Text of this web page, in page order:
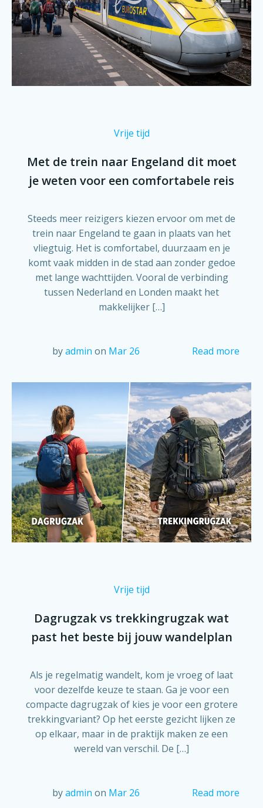
Vrije tijd
Met de trein naar Engeland dit moet
je weten voor een comfortabele reis
Steeds meer reizigers kiezen ervoor om met de
trein naar Engeland te gaan in plaats van het
vliegtuig. Het is comfortabel, duurzaam en je
komt vaak midden in de stad aan zonder gedoe
met lange wachttijden. Vooral de verbinding
tussen Nederland en Londen maakt het
makkelijker […]
byadmin on Mar 26 Read more
Vrije tijd
Dagrugzak vs trekkingrugzak wat
past het beste bij jouw wandelplan
Als je regelmatig wandelt, kom je vroeg of laat
voor dezelfde keuze te staan. Ga je voor een
compacte dagrugzak of kies je voor een grotere
trekkingvariant? Op het eerste gezicht lijken ze
op elkaar, maar in de praktijk maken ze een
wereld van verschil. De […]
byadmin on Mar 26 Read more